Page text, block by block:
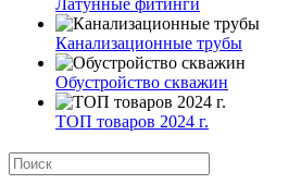
Латунные фитинги
Канализационные трубы
Обустройство скважин
ТОП товаров 2024 г.